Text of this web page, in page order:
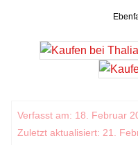
Verfasst am: 18. Februar
Zuletzt aktualisiert: 21.